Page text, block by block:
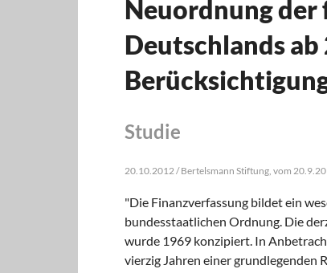
Neuordnung der
Deutschlands
Studie
20.10.2012 / Bertelsmann Stiftung, vom
"Die Finanzverfassung bildet ein
bundesstaatlichen Ordnung. Die
wurde 1969 konzipiert. In
vierzig Jahren einer grundlegenden